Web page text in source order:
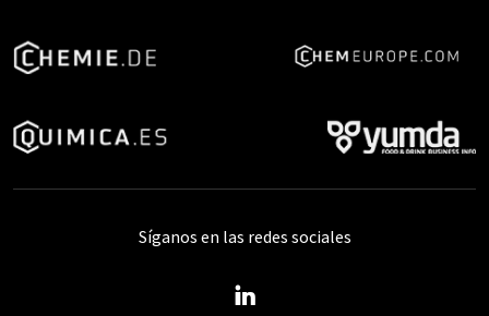
Síganos en las redes sociales